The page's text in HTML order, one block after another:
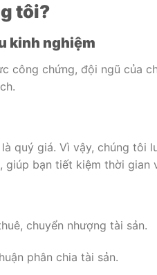
tôi?
kinh nghiệm
công chứng, đội ngũ của
quý giá. Vì vậy, chúng tôi
bạn tiết kiệm thời gian
chuyển nhượng tài sản.
phân chia tài sản.